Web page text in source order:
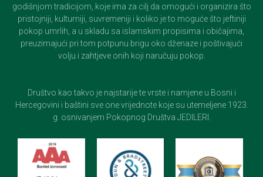
godišnjom tradicijom, koje ima za cilj da omogući i organizira što
pristojniji, kulturniji, suvremeniji i koliko je to moguće što jeftiniji
pokop umrlih, a u skladu sa islamskim propisima i običajima,
preuzimajući pri tom potpunu brigu oko dženaze i poštivajući
volju i zahtjeve onih koji naručuju pokop.
Društvo kao takvo je najstarije te vrste i namjene u Bosni i
Hercegovini i baštini sve one vrijednote koje su utemeljene 1923.
g. osnivanjem Pokopnog Društva JEDILERI.